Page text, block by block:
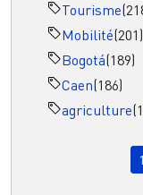
Tourisme
Mobilité(201)
Bogotá(189)
Caen(186)
agriculture
1